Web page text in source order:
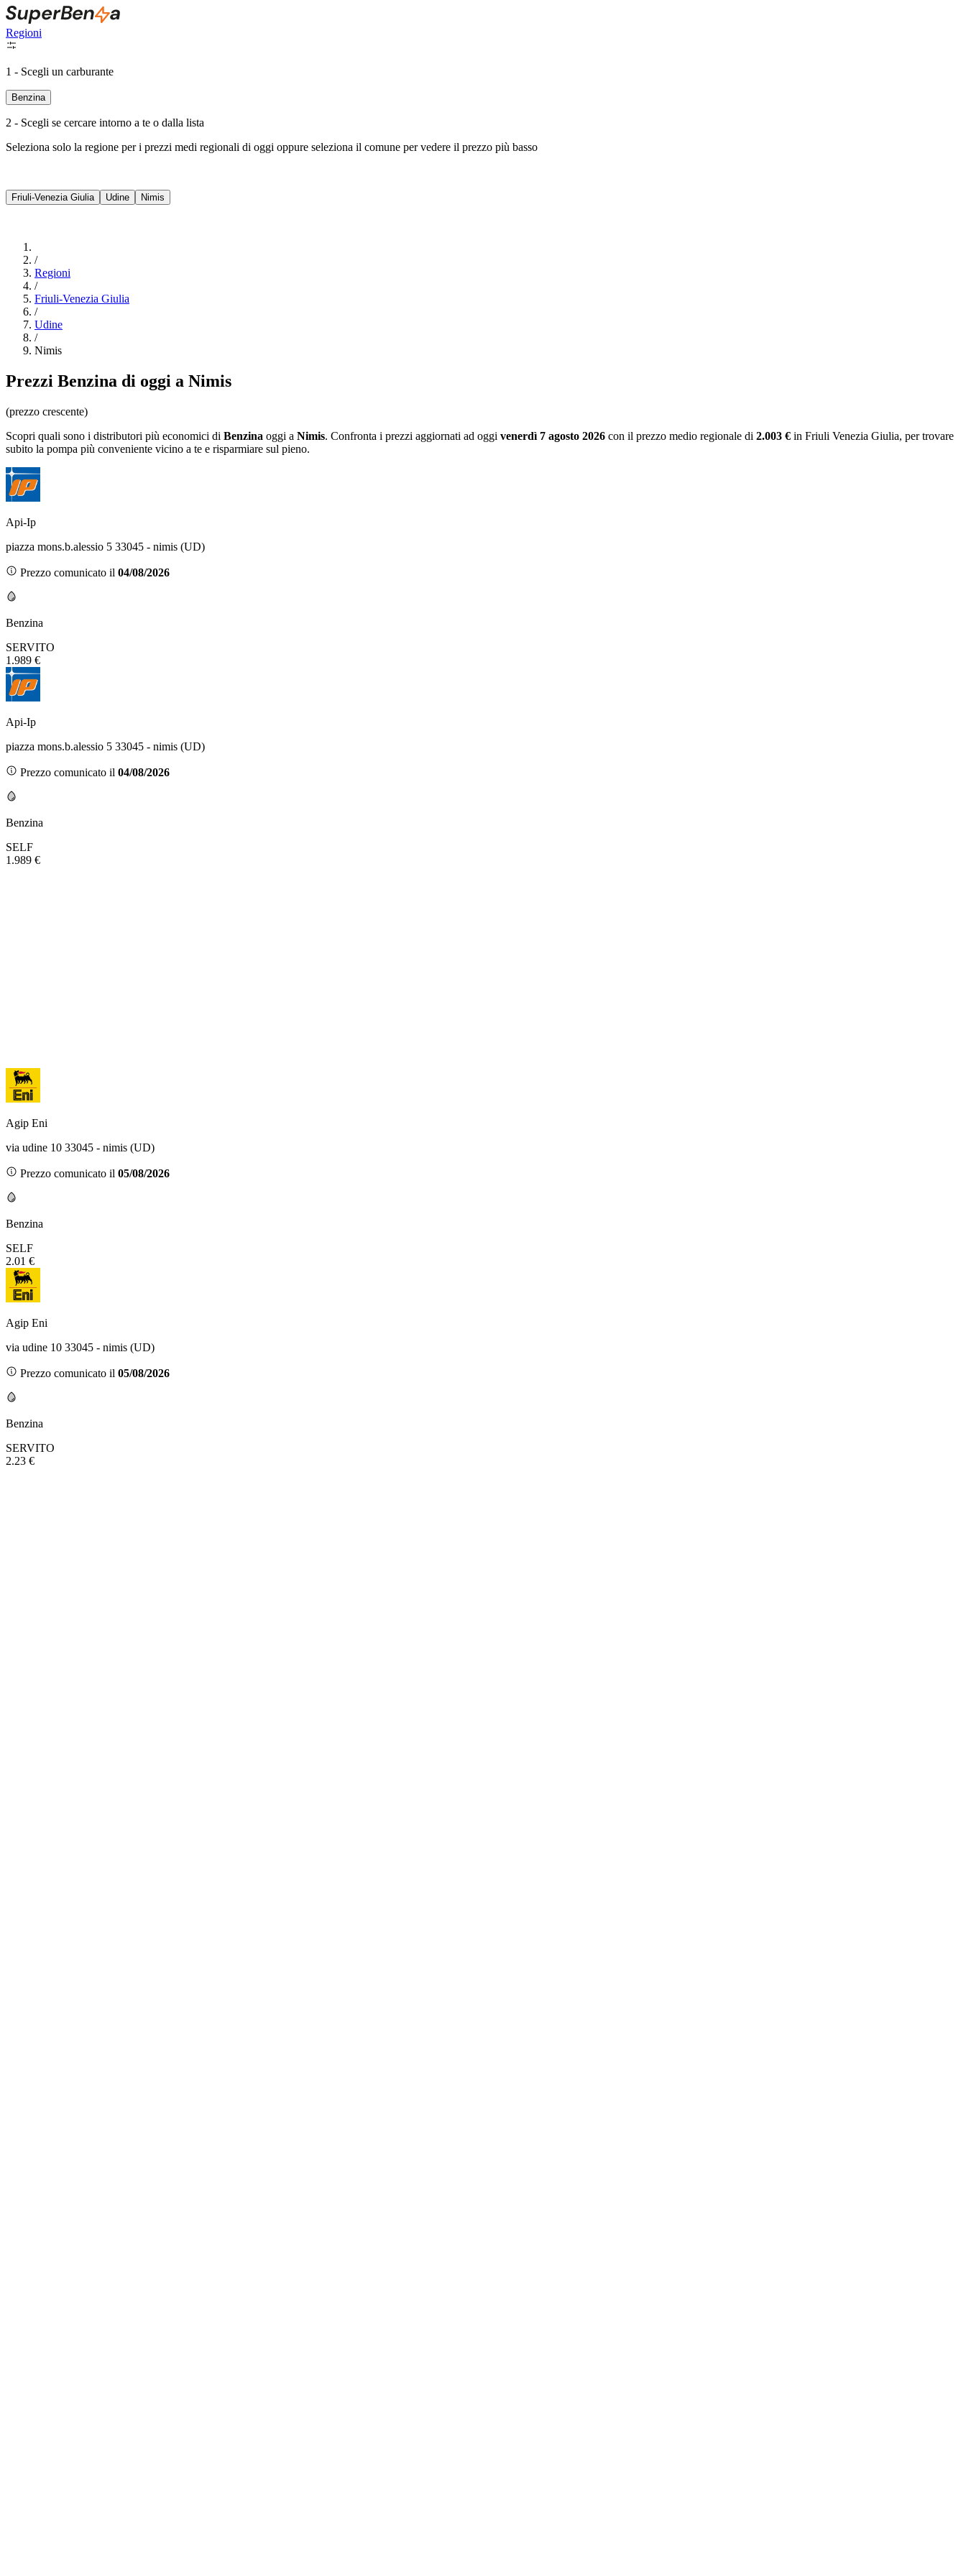
Regioni
1 - Scegli un carburante
Benzina
2 - Scegli se cercare intorno a te o dalla lista
Seleziona solo la regione per i prezzi medi regionali di oggi oppure seleziona il comune per vedere il prezzo più basso
Friuli-Venezia Giulia Udine Nimis
/
Regioni
/
Friuli-Venezia Giulia
/
Udine
/
Nimis
Prezzi Benzina di oggi a Nimis
(prezzo crescente)
Scopri quali sono i distributori più economici di Benzina oggi a Nimis. Confronta i prezzi aggiornati ad oggi venerdì 7 agosto 2026 con il prezzo medio regionale di 2.003 € in Friuli Venezia Giulia, per trovare
subito la pompa più conveniente vicino a te e risparmiare sul pieno.
Api-Ip
piazza mons.b.alessio 5 33045 - nimis (UD)
Prezzo comunicato il 04/08/2026
Benzina
SERVITO
1.989 €
Api-Ip
piazza mons.b.alessio 5 33045 - nimis (UD)
Prezzo comunicato il 04/08/2026
Benzina
SELF
1.989 €
Agip Eni
via udine 10 33045 - nimis (UD)
Prezzo comunicato il 05/08/2026
Benzina
SELF
2.01 €
Agip Eni
via udine 10 33045 - nimis (UD)
Prezzo comunicato il 05/08/2026
Benzina
SERVITO
2.23 €